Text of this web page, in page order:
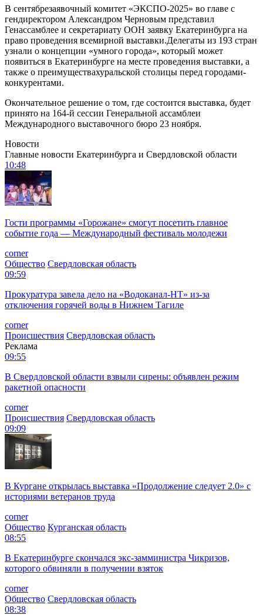
В сентябрезаявочный комитет «ЭКСПО-2025» во главе с
гендиректором Александром Черновым представил
Генассамблее и секретариату ООН заявку Екатеринбурга на
право проведения всемирной выставки.Делегаты из 193 стран
узнали о концепции «умного города», который может
появиться в Екатеринбурге на месте проведения выставки, а
также о преимуществахуральской столицы перед городами-
конкурентами.
Окончательное решение о том, где состоится выставка, будет
принято на 164-й сессии Генеральной ассамблеи
Международного выставочного бюро 23 ноября.
Новости
Главные новости Екатеринбурга и Свердловской области
10:48
Гости программы «Горожане» смогут посетить главное
событие года — Международный фестиваль молодежи
corner
Общество Свердловская область
09:59
Прокуратура завела дело на «Водоканал-НТ» из-за
отключения горячей воды в Нижнем Тагиле
corner
Происшествия Свердловская область
Реклама
09:55
В Свердловской области взвыли сирены: объявлен режим
ракетной опасности
corner
Происшествия Свердловская область
09:09
В Кургане открылась выставка «Продолжение следует 2.0» с
историями ветеранов труда
corner
Общество Курганская область
08:55
В Екатеринбурге скончался экс-замминистра Чикризов,
которого обвиняли в получении взяток
corner
Общество Свердловская область
08:38